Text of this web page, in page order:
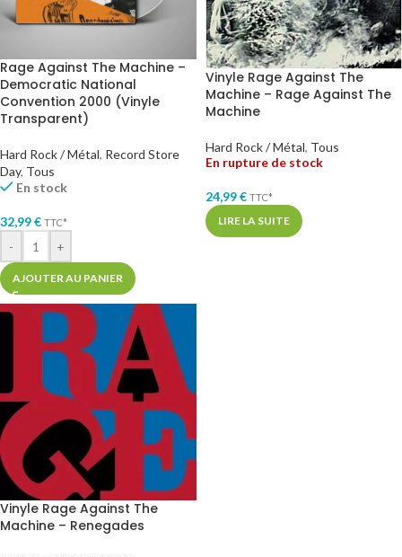
Rage Against The Machine –
Democratic National
Convention 2000 (Vinyle
Transparent)
Hard Rock / Métal, Record Store
Day, Tous
En stock
32,99€ TTC*
- +
AJOUTER AU PANIER
Vinyle Rage Against The
Machine – Rage Against The
Machine
Hard Rock / Métal, Tous
En rupture de stock
24,99€ TTC*
LIRE LA SUITE
Vinyle Rage Against The
Machine – Renegades